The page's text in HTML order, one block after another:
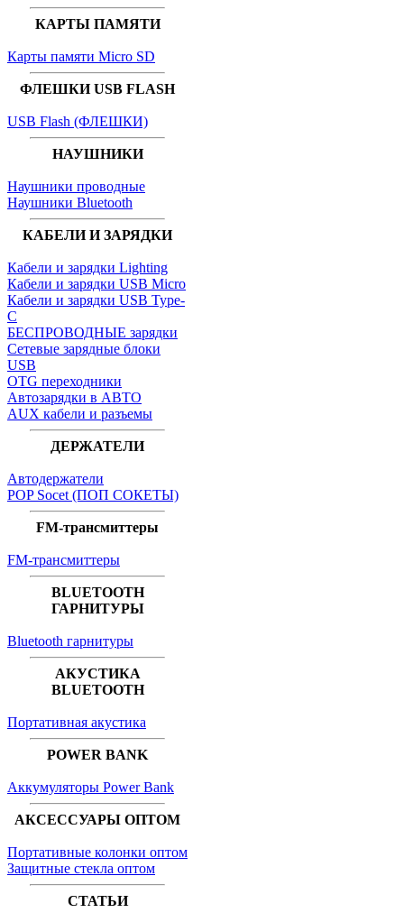
КАРТЫ ПАМЯТИ
Карты памяти Micro SD
ФЛЕШКИ USB FLASH
USB Flash (ФЛЕШКИ)
НАУШНИКИ
Наушники проводные
Наушники Bluetooth
КАБЕЛИ И ЗАРЯДКИ
Кабели и зарядки Lighting
Кабели и зарядки USB Micro
Кабели и зарядки USB Type-
C
БЕСПРОВОДНЫЕ зарядки
Сетевые зарядные блоки
USB
OTG переходники
Автозарядки в АВТО
AUX кабели и разъемы
ДЕРЖАТЕЛИ
Автодержатели
POP Socet (ПОП СОКЕТЫ)
FM-трансмиттеры
FM-трансмиттеры
BLUETOOTH
ГАРНИТУРЫ
Bluetooth гарнитуры
АКУСТИКА
BLUETOOTH
Портативная акустика
POWER BANK
Аккумуляторы Power Bank
АКСЕССУАРЫ ОПТОМ
Портативные колонки оптом
Защитные стекла оптом
СТАТЬИ